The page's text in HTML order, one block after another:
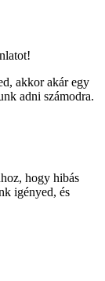
akkor akár egy
adni számodra.
hogy hibás
igényed, és